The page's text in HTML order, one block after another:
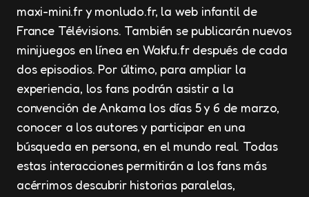
maxi-mini.fr y monludo.fr, la web infantil de
France Télévisions. También se publicarán nuevos
minijuegos en línea en Wakfu.fr después de cada
dos episodios. Por último, para ampliar la
experiencia, los fans podrán asistir a la
convención de Ankama los días 5 y 6 de marzo,
conocer a los autores y participar en una
búsqueda en persona, en el mundo real. Todas
estas interacciones permitirán a los fans más
acérrimos descubrir historias paralelas,